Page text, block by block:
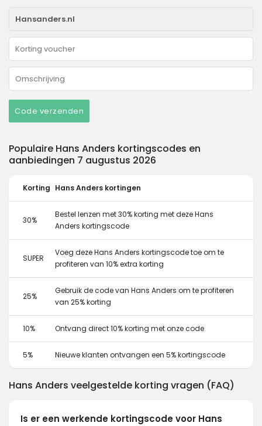
Code verzenden
Populaire Hans Anders kortingscodes en
aanbiedingen 7 augustus 2026
Korting Hans Anders kortingen
30%
Bestel lenzen met 30% korting met deze Hans
Anders kortingscode
SUPER
Voeg deze Hans Anders kortingscode toe om te
profiteren van 10% extra korting
25%
Gebruik de code van Hans Anders om te profiteren
van 25% korting
10% Ontvang direct 10% korting met onze code
5% Nieuwe klanten ontvangen een 5% kortingscode
Hans Anders veelgestelde korting vragen (FAQ)
Is er een werkende kortingscode voor Hans